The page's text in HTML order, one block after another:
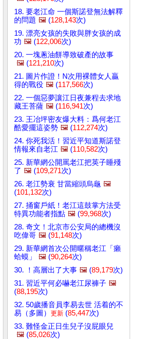
18. 要老江命 一個斯諾登無法解釋
的問題 🖼️ (128,143次)
19. 漂亮女孩的失敗與胖女孩的成
功 🖼️ (122,006次)
20. 一塊蔥油餅導致破產的故事
🖼️ (121,210次)
21. 圖片作證！N次用裸體女人贏
得的戰役 🖼️ (117,566次)
22. 一個惡夢讓江日夜兼程去求地
藏王菩薩 🖼️ (116,941次)
23. 王冶坪密友爆大料：爲何老江
酷愛擺這姿勢 🖼️ (112,274次)
24. 你死我活！習近平知道斯諾登
情報來自老江 🖼️ (110,582次)
25. 新華網公開罵老江把英子睡殘
了 🖼️ (109,271次)
26. 老江勢衰 甘當縮頭烏龜 🖼️
(101,132次)
27. 捅窗戶紙！老江這鼓掌方法受
特異功能者指點 🖼️ (99,968次)
28. 奇文！北京市公安局的總機沒
吃偉哥 🖼️ (91,148次)
29. 新華網首次公開暱稱老江「癩
蛤蟆」
🖼️ (90,264次)
30. ！高層出了大事 🖼️ (89,179次)
31. 習近平何必嚇老江尿褲子 🖼️
(88,195次)
32. 50歲播音員李易去世 活着的不
易（多圖） 更新 (85,447次)
33. 難怪金正日生兒子沒屁眼兒
🖼️ (85,026次)